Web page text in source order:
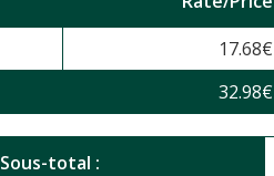
17.68€
32.98€
Sous-total :